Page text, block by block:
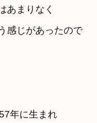
あまりなく
感じがあったので
年に生まれ